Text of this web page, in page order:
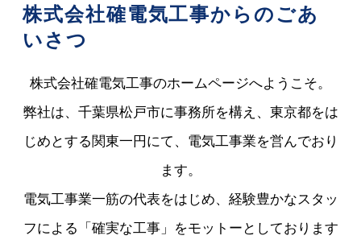
株式会社確電気工事からのごあ
いさつ
株式会社確電気工事のホームページへようこそ。
弊社は、千葉県松戸市に事務所を構え、東京都をは
じめとする関東一円にて、電気工事業を営んでおり
ます。
電気工事業一筋の代表をはじめ、経験豊かなスタッ
フによる「確実な工事」をモットーとしております